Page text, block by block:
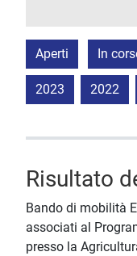
Aperti In
2023 2022
Risultato
Bando di mobilità
associati al
presso la